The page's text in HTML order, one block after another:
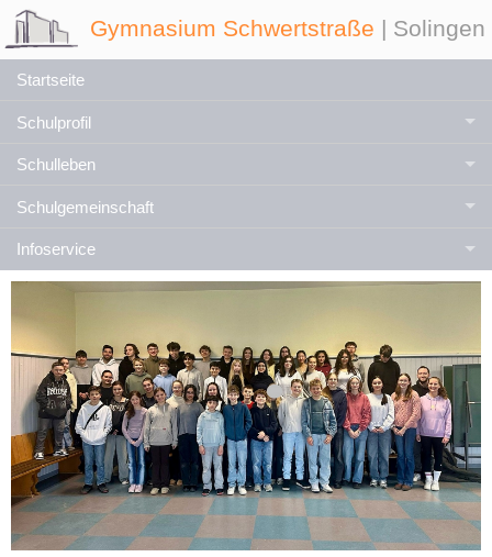
Gymnasium Schwertstraße | Solingen
Startseite
Schulprofil
Schulleben
Schulgemeinschaft
Infoservice